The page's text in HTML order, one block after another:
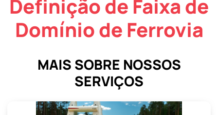
Definição de Faixa de
Domínio de Ferrovia
MAIS SOBRE NOSSOS
SERVIÇOS